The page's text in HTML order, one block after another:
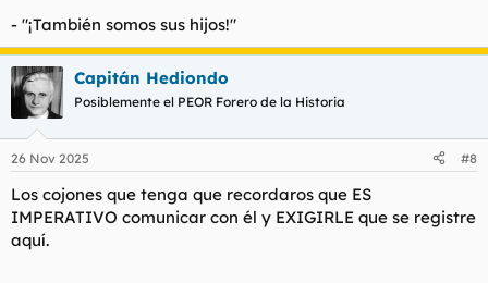
- "¡También somos sus hijos!"
Capitán Hediondo
Posiblemente el PEOR Forero de la Historia
26 Nov 2025 #8
Los cojones que tenga que recordaros que ES
IMPERATIVO comunicar con él y EXIGIRLE que se registre
aquí.